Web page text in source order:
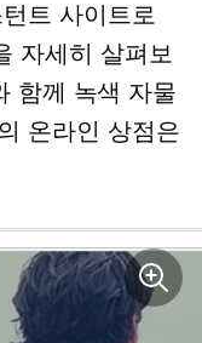
트 사이트로
자세히 살펴보
함께 녹색 자물
온라인 상점은